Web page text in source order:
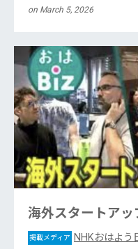
on March 5, 2026
海外スタートア
掲載メディア NHKおはよう